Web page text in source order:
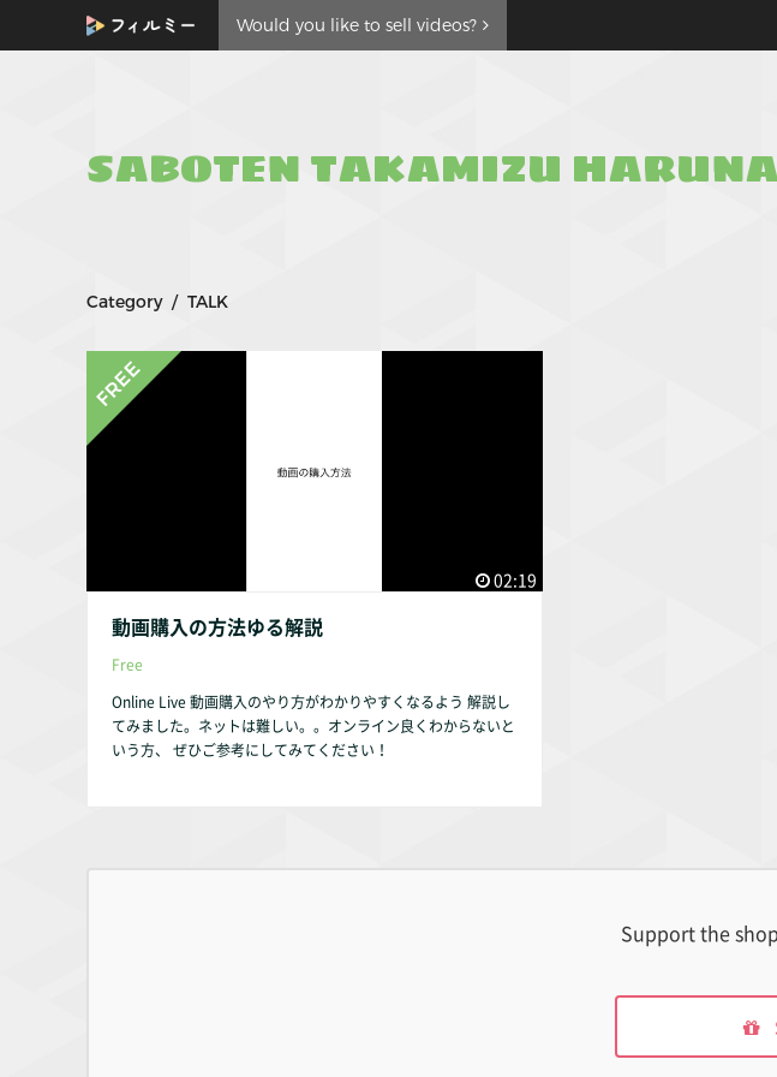
Would you like to sell videos?
SABOTEN TAKAMIZU
Category / TALK
02:19
動画購入の方法ゆる解説
Free
Online Live 動画購入のやり方がわかりやすくなるよう 解説し
てみました。ネットは難しい。。オンライン良くわからないと
いう方、 ぜひご参考にしてみてください！
Support the